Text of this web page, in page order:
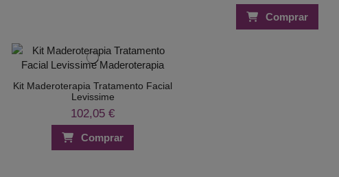
Comprar
Kit Maderoterapia Tratamento Facial
Levissime
102,05 €
Comprar